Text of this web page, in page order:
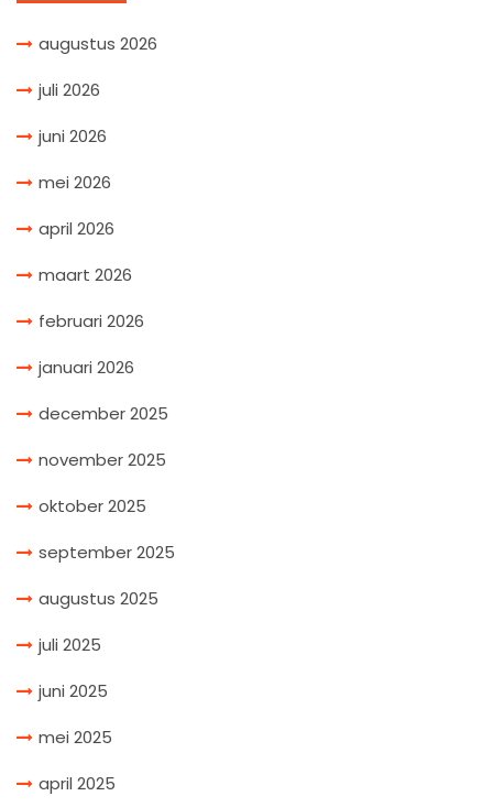
augustus 2026
juli 2026
juni 2026
mei 2026
april 2026
maart 2026
februari 2026
januari 2026
december 2025
november 2025
oktober 2025
september 2025
augustus 2025
juli 2025
juni 2025
mei 2025
april 2025